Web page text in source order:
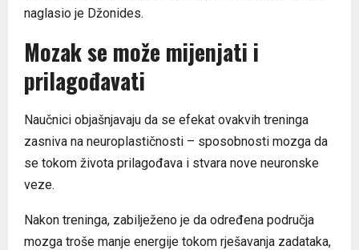
naglasio je Džonides.
Mozak se može mijenjati i
prilagođavati
Naučnici objašnjavaju da se efekat ovakvih treninga
zasniva na neuroplastičnosti – sposobnosti mozga da
se tokom života prilagođava i stvara nove neuronske
veze.
Nakon treninga, zabilježeno je da određena područja
mozga troše manje energije tokom rješavanja zadataka,